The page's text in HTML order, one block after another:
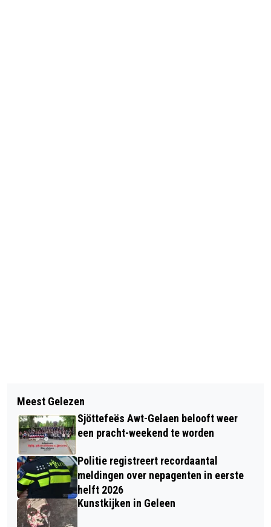
ALLES AL VERSIERD VOOR HET WK?
HEB JE AAN DE VEILIGHEID EN
BEREIKBAARHEID GEDACHT?
VIDEO: ZITTESJE REVUU CODA ODA
OP ECHO046-TV
Meest Gelezen
Sjöttefeës Awt-Gelaen belooft weer
een pracht-weekend te worden
Politie registreert recordaantal
meldingen over nepagenten in eerste
helft 2026
Kunstkijken in Geleen